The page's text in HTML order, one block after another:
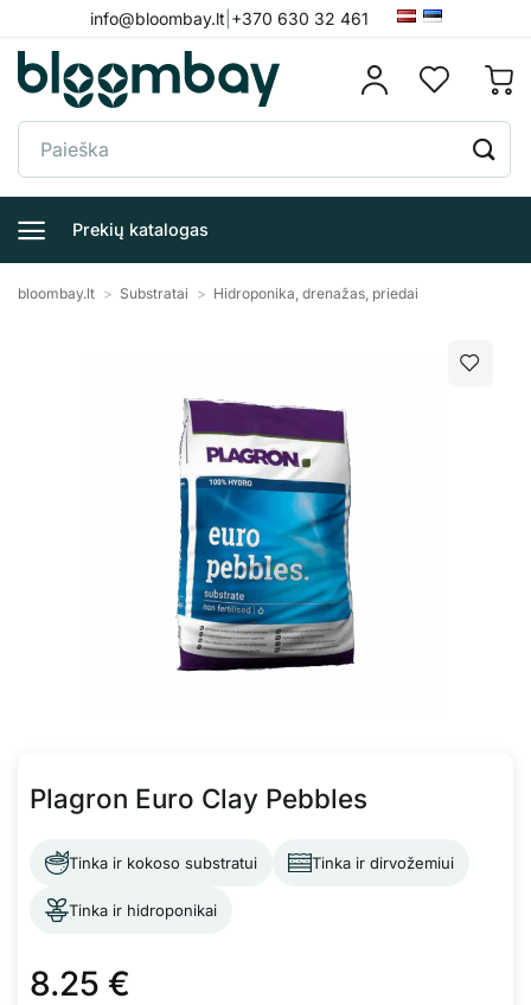
to
content
info@bloombay.lt +370 630 32 461
Ieškoti:
Prekių katalogas
bloombay.lt > Substratai > Hidroponika, drenažas, priedai
Plagron Euro Clay Pebbles
Tinka ir kokoso substratui Tinka ir dirvožemiui
Tinka ir hidroponikai
8.25 €